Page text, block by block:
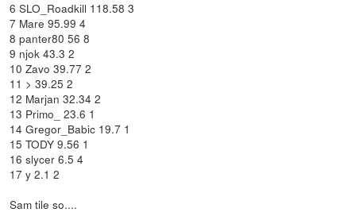
6 SLO_Roadkill 118.58 3
7 Mare 95.99 4
8 panter80 56 8
9 njok 43.3 2
10 Zavo 39.77 2
11 > 39.25 2
12 Marjan 32.34 2
13 Primo_ 23.6 1
14 Gregor_Babic 19.7 1
15 TODY 9.56 1
16 slycer 6.5 4
17 y 2.1 2
Sam tile so....